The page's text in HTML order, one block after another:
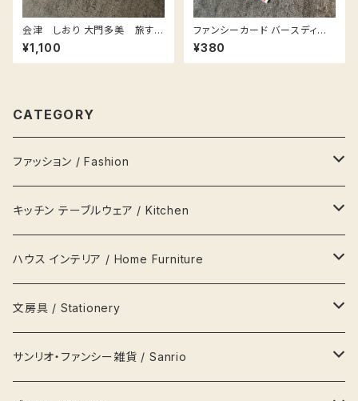
会津 しおり 大門多美 旅する
時
¥1,100
ファンシーカード バースディカ
ード ブタ電話 / Birthday card
Pig
¥380
CATEGORY
ファッション / Fashion
バッグ Bags
財布 Wallets
アクセサリー Jewellery
ハンカチ
キッチン テーブルウェア / Kitchen
器 Plates
瓶 Bottles
マグカップ MagCup
ハウス インテリア / Home Furniture
ランプ
収納 箪笥 棚
文房具 / Stationery
缶
サンリオ・ファンシー雑貨 / Sanrio